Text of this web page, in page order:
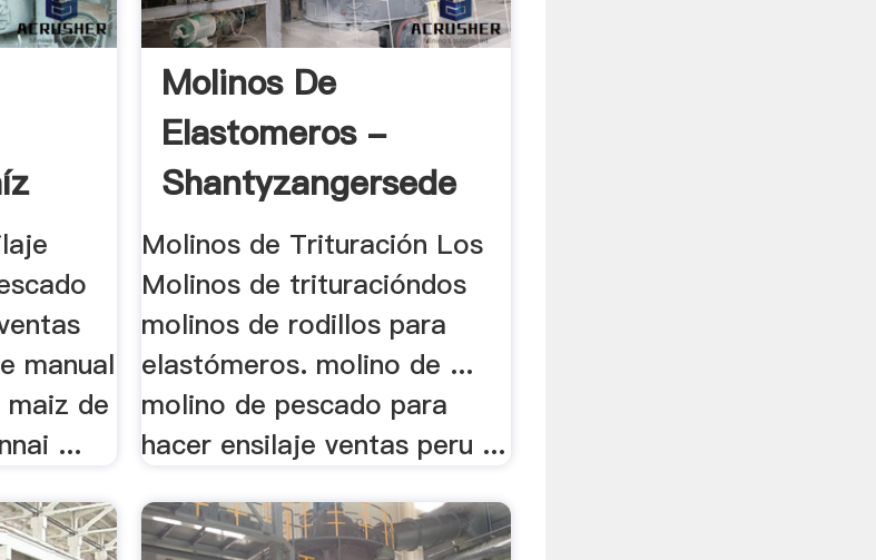
manual
de
...
Molinos De
Elastomeros -
Shantyzangersede
Molinos de Trituración Los
Molinos de trituracióndos
molinos de rodillos para
elastómeros. molino de ...
molino de pescado para
hacer ensilaje ventas peru ...